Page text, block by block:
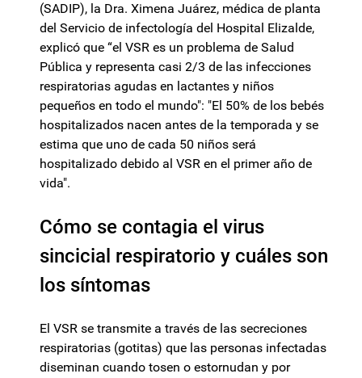
(SADIP), la Dra. Ximena Juárez, médica de planta
del Servicio de infectología del Hospital Elizalde,
explicó que “el VSR es un problema de Salud
Pública y representa casi 2/3 de las infecciones
respiratorias agudas en lactantes y niños
pequeños en todo el mundo": "El 50% de los bebés
hospitalizados nacen antes de la temporada y se
estima que uno de cada 50 niños será
hospitalizado debido al VSR en el primer año de
vida".
Cómo se contagia el virus
sincicial respiratorio y cuáles son
los síntomas
El VSR se transmite a través de las secreciones
respiratorias (gotitas) que las personas infectadas
diseminan cuando tosen o estornudan y por